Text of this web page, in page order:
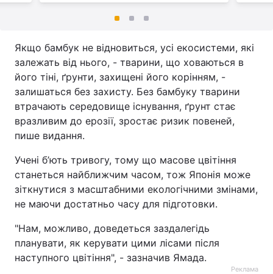
Якщо бамбук не відновиться, усі екосистеми, які
залежать від нього, - тварини, що ховаються в
його тіні, ґрунти, захищені його корінням, -
залишаться без захисту. Без бамбуку тварини
втрачають середовище існування, ґрунт стає
вразливим до ерозії, зростає ризик повеней,
пише видання.
Учені б’ють тривогу, тому що масове цвітіння
станеться найближчим часом, тож Японія може
зіткнутися з масштабними екологічними змінами,
не маючи достатньо часу для підготовки.
"Нам, можливо, доведеться заздалегідь
планувати, як керувати цими лісами після
наступного цвітіння", - зазначив Ямада.
Реклама